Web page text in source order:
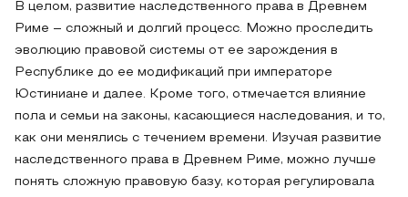
В целом, развитие наследственного права в Древнем
Риме – сложный и долгий процесс. Можно проследить
эволюцию правовой системы от ее зарождения в
Республике до ее модификаций при императоре
Юстиниане и далее. Кроме того, отмечается влияние
пола и семьи на законы, касающиеся наследования, и то,
как они менялись с течением времени. Изучая развитие
наследственного права в Древнем Риме, можно лучше
понять сложную правовую базу, которая регулировала